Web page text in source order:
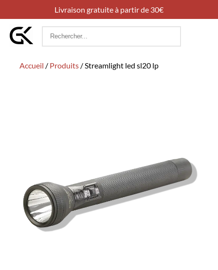
Livraison gratuite à partir de 30€
Rechercher
Accueil / Produits /Streamlight led sl20 lp